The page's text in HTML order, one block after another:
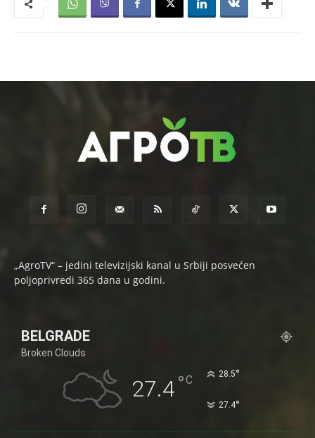
„AgroTV“ – jedini televizijski kanal u Srbiji posvećen
poljoprivredi 365 dana u godini.
BELGRADE
Broken Clouds
27.4°C 28.5°
27.4°